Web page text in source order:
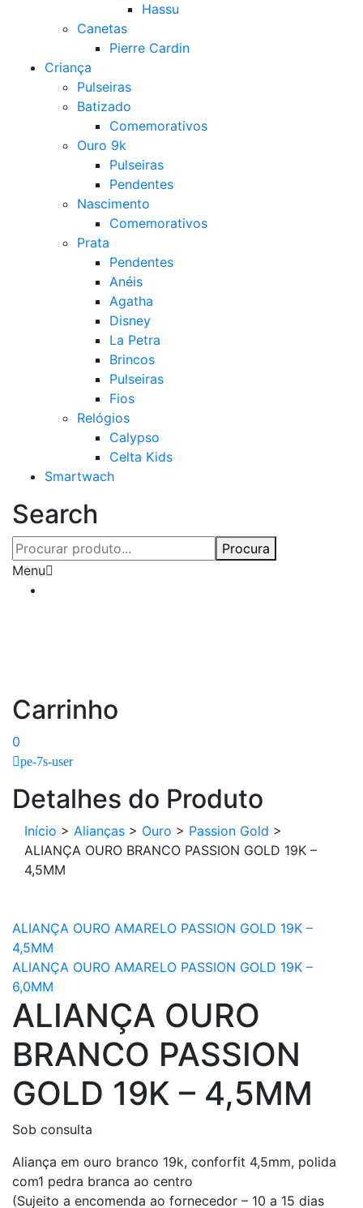
Hassu
Canetas
Pierre Cardin
Criança
Pulseiras
Batizado
Comemorativos
Ouro 9k
Pulseiras
Pendentes
Nascimento
Comemorativos
Prata
Pendentes
Anéis
Agatha
Disney
La Petra
Brincos
Pulseiras
Fios
Relógios
Calypso
Celta Kids
Smartwach
Search
Procura
Menu
Carrinho
0
pe-7s-user
Detalhes do Produto
Início > Alianças > Ouro > Passion Gold >
ALIANÇA OURO BRANCO PASSION GOLD 19K –
4,5MM
ALIANÇA OURO AMARELO PASSION GOLD 19K –
4,5MM
ALIANÇA OURO AMARELO PASSION GOLD 19K –
6,0MM
ALIANÇA OURO
BRANCO PASSION
GOLD 19K – 4,5MM
Sob consulta
Aliança em ouro branco 19k, conforfit 4,5mm, polida
com1 pedra branca ao centro
(Sujeito a encomenda ao fornecedor – 10 a 15 dias